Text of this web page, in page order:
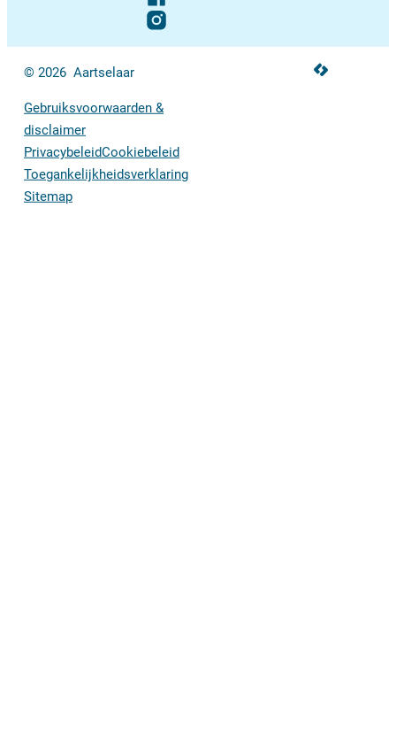
© 2026 Aartselaar
Gebruiksvoorwaarden &
disclaimer
PrivacybeleidCookiebeleid
Toegankelijkheidsverklaring
Sitemap